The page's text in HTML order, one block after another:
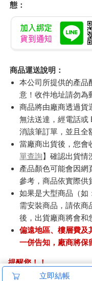
態：
商品運送說明：
本公司所提供的產品
意！收件地址請勿為
商品將由廠商透過貨
無法送達，經電話或
消該筆訂單，並且全
當廠商出貨後，您會
單查詢 】確認出貨情
產品顏色可能會因網
參考，商品依實際供
如果是大型商品（如
需安裝商品，請依商
後，出貨廠商將會和
偏遠地區、樓層費及
一併告知，廠商將保
提醒您！！
金石堂及銀行均不會請
立即結帳